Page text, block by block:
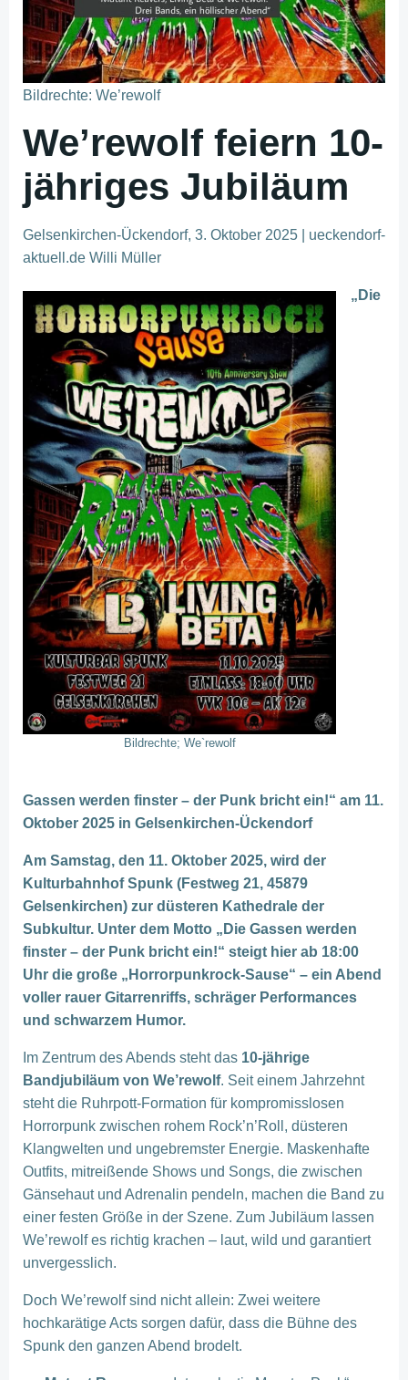
Bildrechte: We’rewolf
We’rewolf feiern 10-
jähriges Jubiläum
Gelsenkirchen-Ückendorf, 3. Oktober 2025 | ueckendorf-
aktuell.de Willi Müller
Bildrechte; We`rewolf
„Die
Gassen werden finster – der Punk bricht ein!“ am 11.
Oktober 2025 in Gelsenkirchen-Ückendorf
Am Samstag, den 11. Oktober 2025, wird der
Kulturbahnhof Spunk (Festweg 21, 45879
Gelsenkirchen) zur düsteren Kathedrale der
Subkultur. Unter dem Motto „Die Gassen werden
finster – der Punk bricht ein!“ steigt hier ab 18:00
Uhr die große „Horrorpunkrock-Sause“ – ein Abend
voller rauer Gitarrenriffs, schräger Performances
und schwarzem Humor.
Im Zentrum des Abends steht das 10-jährige
Bandjubiläum von We’rewolf. Seit einem Jahrzehnt
steht die Ruhrpott-Formation für kompromisslosen
Horrorpunk zwischen rohem Rock’n’Roll, düsteren
Klangwelten und ungebremster Energie. Maskenhafte
Outfits, mitreißende Shows und Songs, die zwischen
Gänsehaut und Adrenalin pendeln, machen die Band zu
einer festen Größe in der Szene. Zum Jubiläum lassen
We’rewolf es richtig krachen – laut, wild und garantiert
unvergesslich.
Doch We’rewolf sind nicht allein: Zwei weitere
hochkarätige Acts sorgen dafür, dass die Bühne des
Spunk den ganzen Abend brodelt.